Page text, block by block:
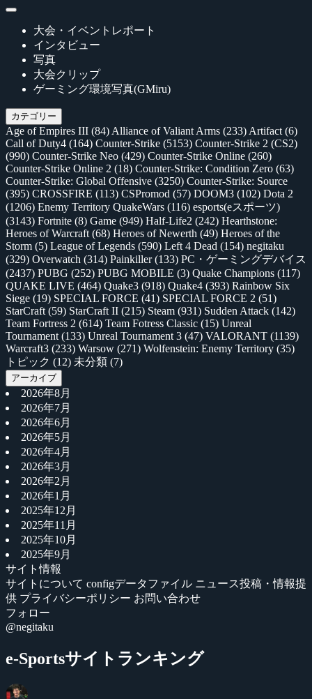
大会・イベントレポート
インタビュー
写真
大会クリップ
ゲーミング環境写真(GMiru)
カテゴリー
Age of Empires III (84) Alliance of Valiant Arms (233) Artifact (6)
Call of Duty4 (164) Counter-Strike (5153) Counter-Strike 2 (CS2)
(990) Counter-Strike Neo (429) Counter-Strike Online (260)
Counter-Strike Online 2 (18) Counter-Strike: Condition Zero (63)
Counter-Strike: Global Offensive (3250) Counter-Strike: Source
(395) CROSSFIRE (113) CSPromod (57) DOOM3 (102) Dota 2
(1206) Enemy Territory QuakeWars (116) esports(eスポーツ)
(3143) Fortnite (8) Game (949) Half-Life2 (242) Hearthstone:
Heroes of Warcraft (68) Heroes of Newerth (49) Heroes of the
Storm (5) League of Legends (590) Left 4 Dead (154) negitaku
(329) Overwatch (314) Painkiller(133) PC・ゲーミングデバイス
(2437) PUBG (252) PUBG MOBILE (3) Quake Champions (117)
QUAKE LIVE (464) Quake3 (918) Quake4 (393) Rainbow Six
Siege (19) SPECIAL FORCE (41) SPECIAL FORCE 2 (51)
StarCraft (59) StarCraft II (215) Steam (931) Sudden Attack (142)
Team Fortress 2 (614) Team Fotress Classic (15) Unreal
Tournament (133) Unreal Tournament 3 (47) VALORANT (1139)
Warcraft3 (233) Warsow (271) Wolfenstein: Enemy Territory (35)
トピック (12) 未分類 (7)
アーカイブ
2026年8月
2026年7月
2026年6月
2026年5月
2026年4月
2026年3月
2026年2月
2026年1月
2025年12月
2025年11月
2025年10月
2025年9月
サイト情報
サイトについて configデータファイル ニュース投稿・情報提
供 プライバシーポリシー お問い合わせ
フォロー
@negitaku
e-Sportsサイトランキング